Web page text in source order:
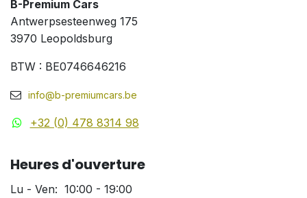
B-Premium Cars
Antwerpsesteenweg 175
3970 Leopoldsburg
BTW : BE0746646216
info@b-premiumcars.be
+32 (0) 478 8314 98
Heures d'ouverture
Lu - Ven: 10:00 - 19:00